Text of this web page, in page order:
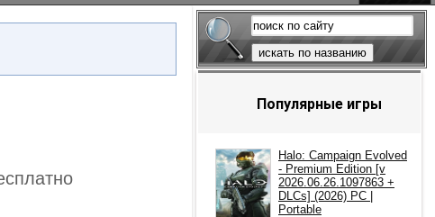
искать по названию
Популярные игры
Halo: Campaign Evolved
- Premium Edition [v
2026.06.26.1097863 +
DLCs] (2026) PC |
Portable